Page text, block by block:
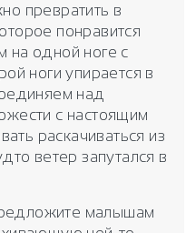
превратить в
понравится
на одной ноге с
ноги упирается в
над
с настоящим
раскачиваться из
ветер запутался в
малышам